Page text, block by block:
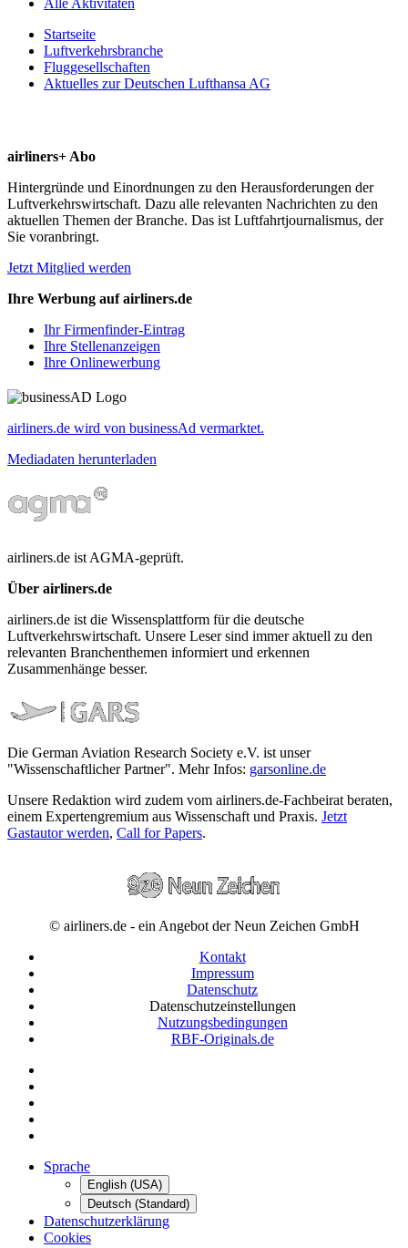
Startseite
Luftverkehrsbranche
Fluggesellschaften
Aktuelles zur Deutschen Lufthansa AG
airliners+ Abo
Hintergründe und Einordnungen zu den Herausforderungen der
Luftverkehrswirtschaft. Dazu alle relevanten Nachrichten zu den
aktuellen Themen der Branche. Das ist Luftfahrtjournalismus, der
Sie voranbringt.
Jetzt Mitglied werden
Ihre Werbung auf airliners.de
Ihr Firmenfinder-Eintrag
Ihre Stellenanzeigen
Ihre Onlinewerbung
airliners.de wird von businessAd vermarktet.
Mediadaten herunterladen
airliners.de ist AGMA-geprüft.
Über airliners.de
airliners.de ist die Wissensplattform für die deutsche
Luftverkehrswirtschaft. Unsere Leser sind immer aktuell zu den
relevanten Branchenthemen informiert und erkennen
Zusammenhänge besser.
Die German Aviation Research Society e.V. ist unser
"Wissenschaftlicher Partner". Mehr Infos: garsonline.de
Unsere Redaktion wird zudem vom airliners.de-Fachbeirat beraten,
einem Expertengremium aus Wissenschaft und Praxis. Jetzt
Gastautor werden, Call for Papers.
© airliners.de - ein Angebot der Neun Zeichen GmbH
Kontakt
Impressum
Datenschutz
Datenschutzeinstellungen
Nutzungsbedingungen
RBF-Originals.de
Sprache
English (USA)
Deutsch (Standard)
Datenschutzerklärung
Cookies